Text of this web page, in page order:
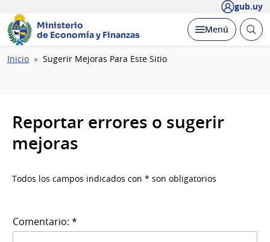
gub.uy
Ministerio
de Economía y Finanzas
Desplegar
Menú Abrir
Ruta
Inicio Sugerir Mejoras Para Este Sitio
Reportar errores o sugerir
mejoras
Todos los campos indicados con * son obligatorios
Comentario: *